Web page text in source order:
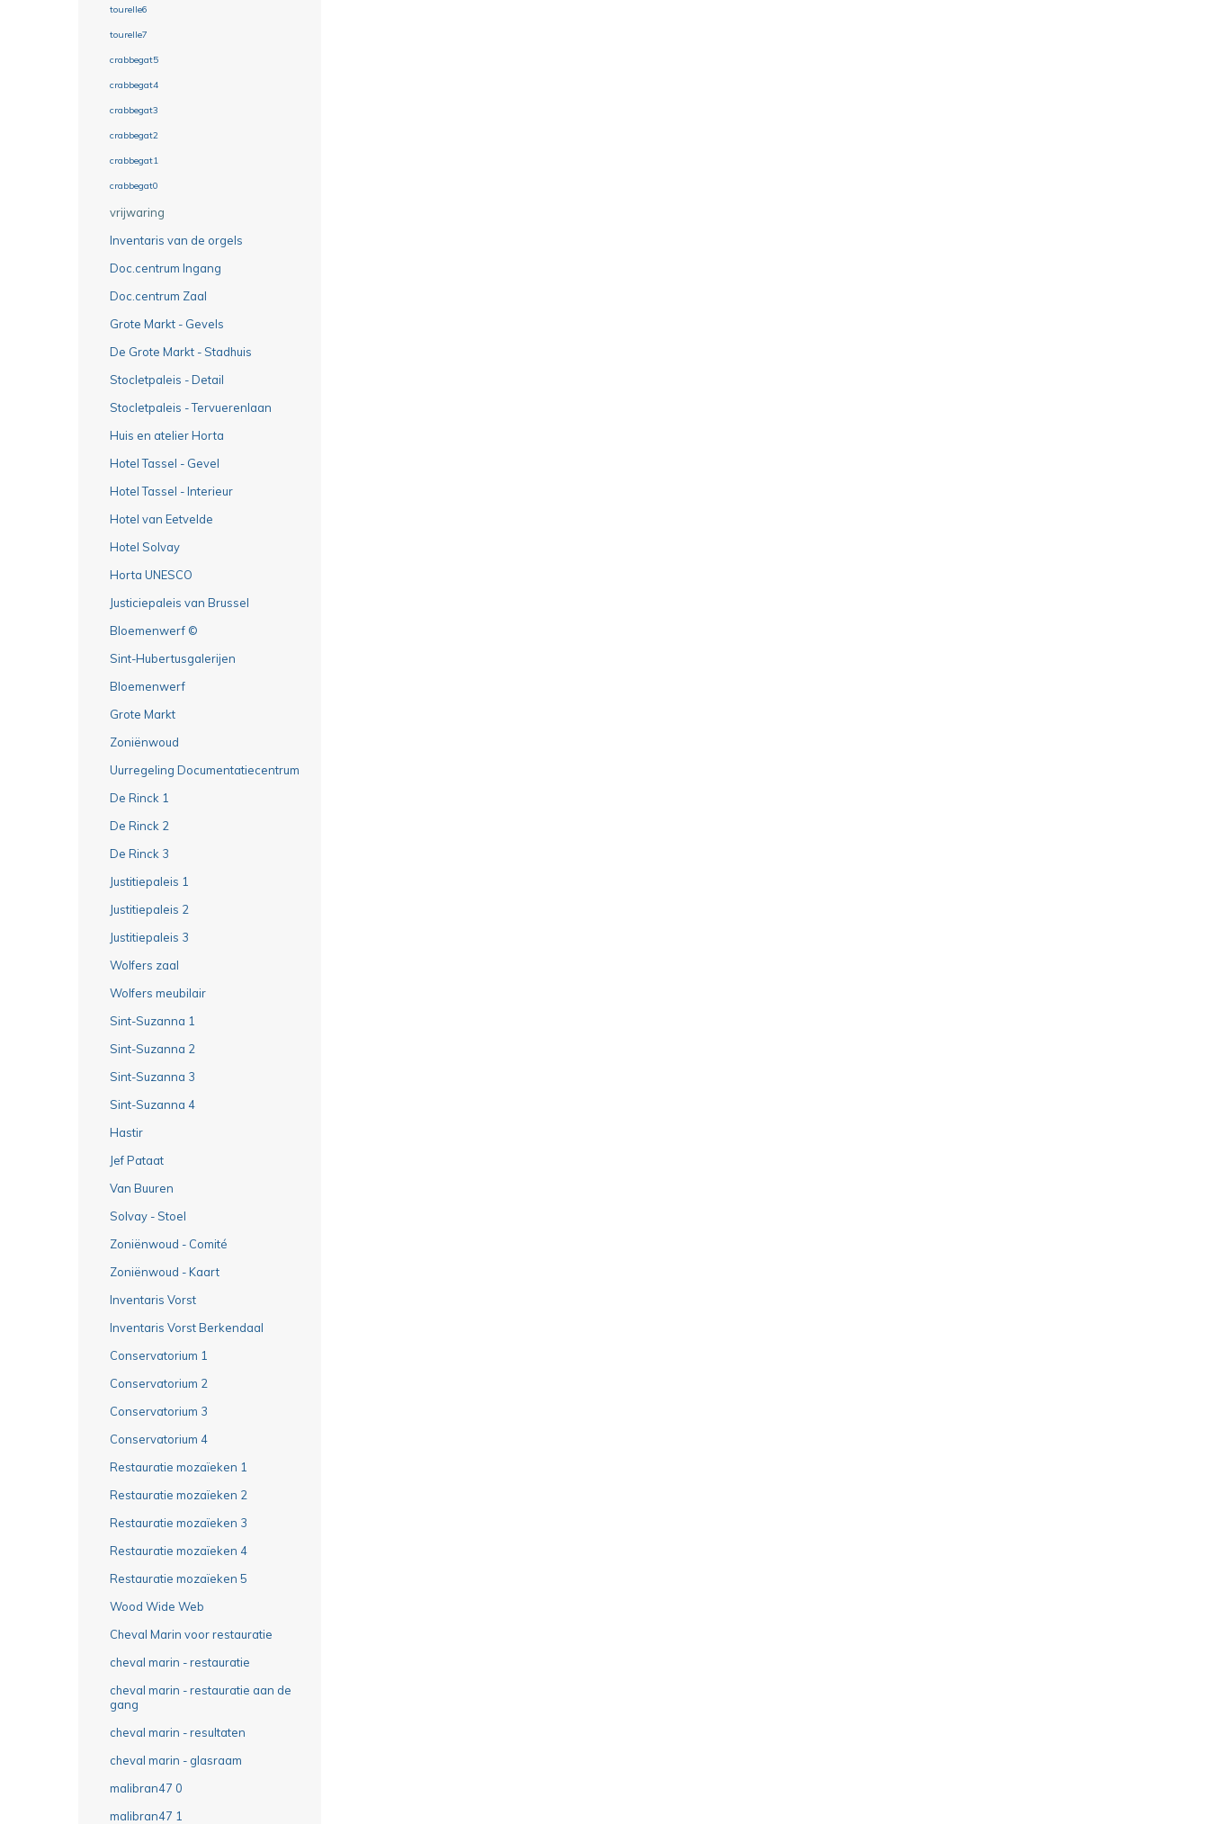
tourelle6
tourelle7
crabbegat5
crabbegat4
crabbegat3
crabbegat2
crabbegat1
crabbegat0
vrijwaring
Inventaris van de orgels
Doc.centrum Ingang
Doc.centrum Zaal
Grote Markt - Gevels
De Grote Markt - Stadhuis
Stocletpaleis - Detail
Stocletpaleis - Tervuerenlaan
Huis en atelier Horta
Hotel Tassel - Gevel
Hotel Tassel - Interieur
Hotel van Eetvelde
Hotel Solvay
Horta UNESCO
Justiciepaleis van Brussel
Bloemenwerf ©
Sint-Hubertusgalerijen
Bloemenwerf
Grote Markt
Zoniënwoud
Uurregeling Documentatiecentrum
De Rinck 1
De Rinck 2
De Rinck 3
Justitiepaleis 1
Justitiepaleis 2
Justitiepaleis 3
Wolfers zaal
Wolfers meubilair
Sint-Suzanna 1
Sint-Suzanna 2
Sint-Suzanna 3
Sint-Suzanna 4
Hastir
Jef Pataat
Van Buuren
Solvay - Stoel
Zoniënwoud - Comité
Zoniënwoud - Kaart
Inventaris Vorst
Inventaris Vorst Berkendaal
Conservatorium 1
Conservatorium 2
Conservatorium 3
Conservatorium 4
Restauratie mozaïeken 1
Restauratie mozaïeken 2
Restauratie mozaïeken 3
Restauratie mozaïeken 4
Restauratie mozaïeken 5
Wood Wide Web
Cheval Marin voor restauratie
cheval marin - restauratie
cheval marin - restauratie aan de
gang
cheval marin - resultaten
cheval marin - glasraam
malibran47 0
malibran47 1